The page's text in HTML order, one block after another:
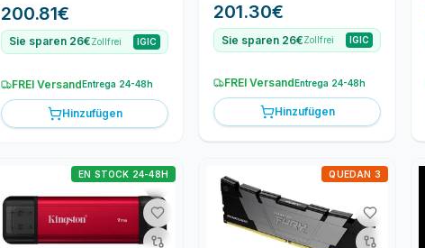
200.81€
Sie sparen 26€Zollfrei IGIC
FREI Versand Entrega 24-48h
Hinzufügen
201.30€
Sie sparen 26€Zollfrei IGIC
FREI VersandEntrega 24-48h
Hinzufügen
EN STOCK 24-48H QUEDAN 3